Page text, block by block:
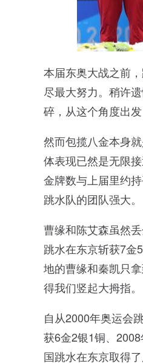
本届东奥大战之前
尽最大努力。稍许
碎，从这个角度出
然而包揽八金本身
体表现已然是无限
金牌数与上届里约
跳水队的团队强大。
曹缘和陈艾森虽然
跳水在东京斩获7金
地的曹缘和秦凯只
得我们竖起大拇指。
自从2000年奥运会
获6金2银1铜、
国跳水在东京取得